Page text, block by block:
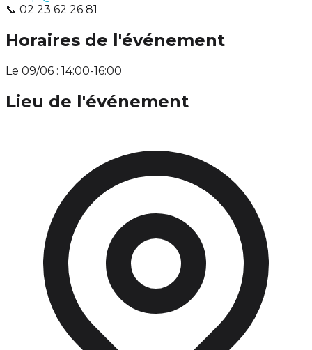
📞 02 23 62 26 81
Horaires de l'événement
Le 09/06 : 14:00-16:00
Lieu de l'événement